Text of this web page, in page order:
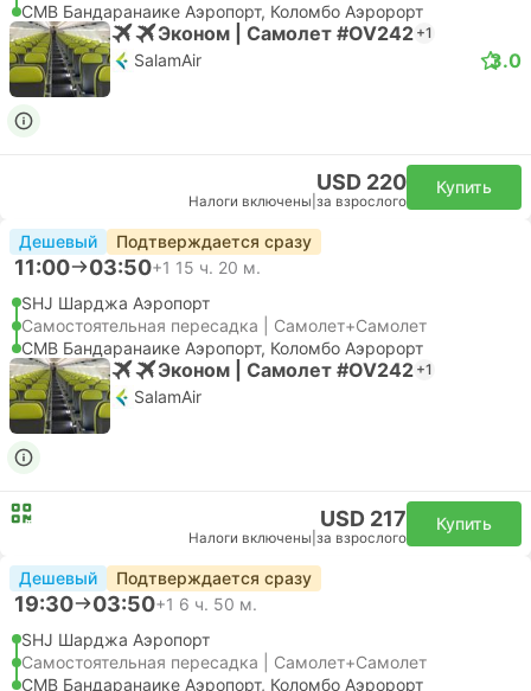
CMB Бандаранаике Аэропорт, Коломбо Аэророрт
Эконом | Самолет #OV242 +1
SalamAir 3.0
USD 220
Налоги включены за взрослого
Купить
Дешевый Подтверждается сразу
11:00 03:50+1 15 ч. 20 м.
SHJ Шарджа Аэропорт
Самостоятельная пересадка | Самолет+Самолет
CMB Бандаранаике Аэропорт, Коломбо Аэророрт
Эконом | Самолет #OV242 +1
SalamAir
USD 217
Налоги включены за взрослого
Купить
Дешевый Подтверждается сразу
19:30 03:50+1 6 ч. 50 м.
SHJ Шарджа Аэропорт
Самостоятельная пересадка | Самолет+Самолет
CMB Бандаранаике Аэропорт, Коломбо Аэророрт